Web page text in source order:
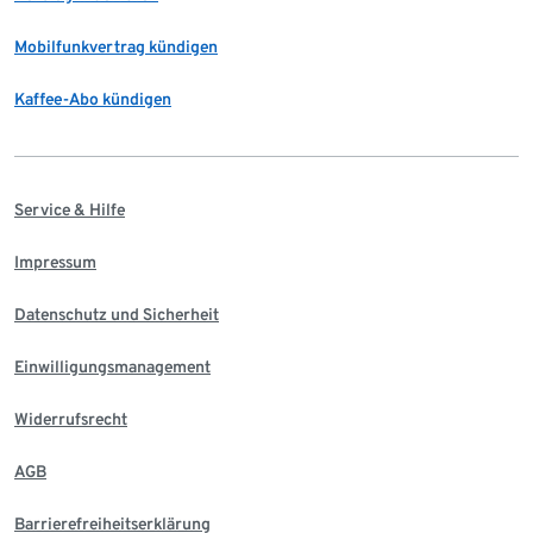
Mobilfunkvertrag kündigen
Kaffee-Abo kündigen
Service & Hilfe
Impressum
Datenschutz und Sicherheit
Einwilligungsmanagement
Widerrufsrecht
AGB
Barrierefreiheitserklärung